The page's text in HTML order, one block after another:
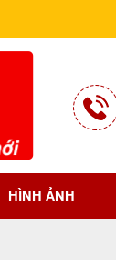
HÌNH ẢNH